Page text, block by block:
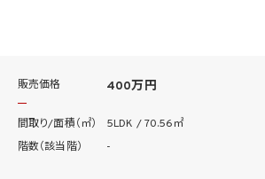
販売価格 400万円
間取り/面積（㎡）
5LDK / 70.56㎡
階数（該当階）
-